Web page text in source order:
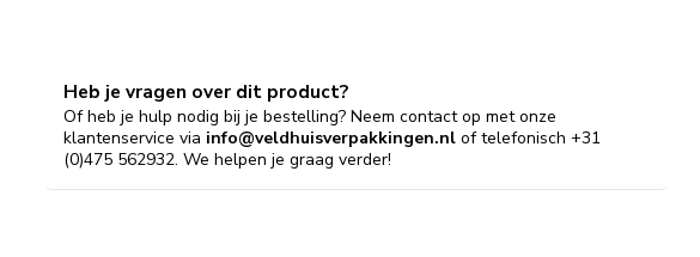
Heb je vragen over dit product?
Of heb je hulp nodig bij je bestelling? Neem contact op met onze
klantenservice via info@veldhuisverpakkingen.nl of telefonisch +31
(0)475 562932. We helpen je graag verder!